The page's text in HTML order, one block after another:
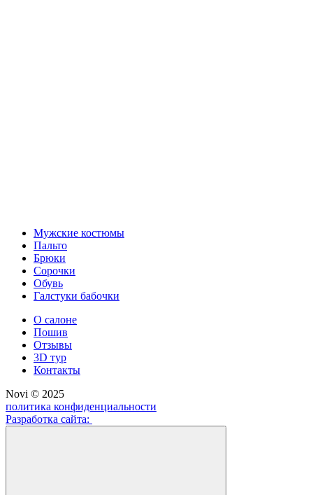
Мужские костюмы
Пальто
Брюки
Сорочки
Обувь
Галстуки бабочки
О салоне
Пошив
Отзывы
3D тур
Контакты
Novi © 2025
политика конфиденциальности
Разработка сайта: